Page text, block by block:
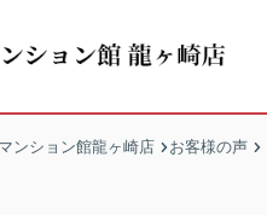
ンション館龍ヶ崎店 お客様の声